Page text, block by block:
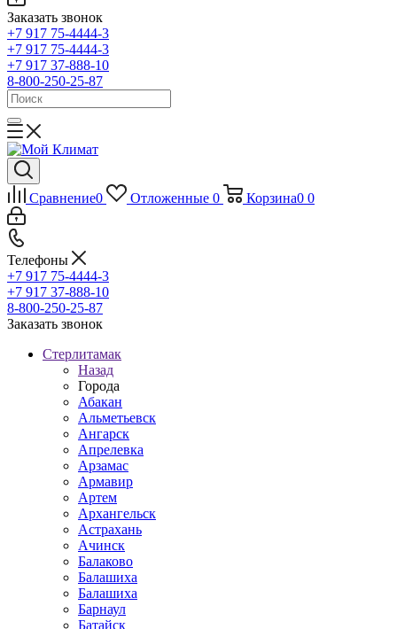
Заказать звонок
+7 917 75-4444-3
+7 917 75-4444-3
+7 917 37-888-10
8-800-250-25-87
Сравнение0 Отложенные 0 Корзина0 0
Телефоны
+7 917 75-4444-3
+7 917 37-888-10
8-800-250-25-87
Заказать звонок
Стерлитамак
Назад
Города
Абакан
Альметьевск
Ангарск
Апрелевка
Арзамас
Армавир
Артем
Архангельск
Астрахань
Ачинск
Балаково
Балашиха
Балашиха
Барнаул
Батайск